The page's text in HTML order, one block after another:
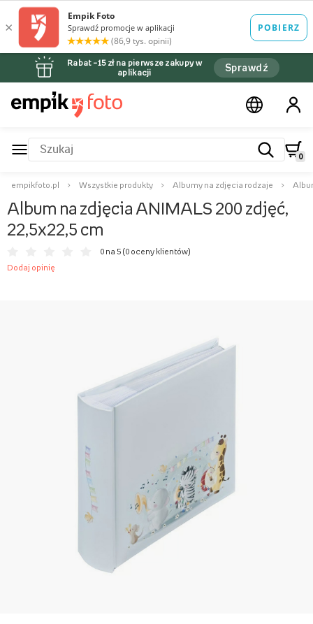
Rabat –15 zł na pierwsze zakupy w
aplikacji
Sprawdź
0
empikfoto.pl Wszystkie produkty Albumy na zdjęcia rodzaje
Album na zdjęcia ANIMALS 200 zdjęć,
22,5x22,5 cm
0 na 5 (0 oceny klientów)
Dodaj opinię